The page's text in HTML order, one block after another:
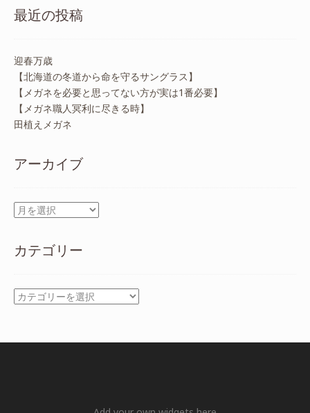
最近の投稿
迎春万歳
【北海道の冬道から命を守るサングラス】
【メガネを必要と思ってない方が実は1番必要】
【メガネ職人冥利に尽きる時】
田植えメガネ
アーカイブ
ア
イ
カテゴリー
カ